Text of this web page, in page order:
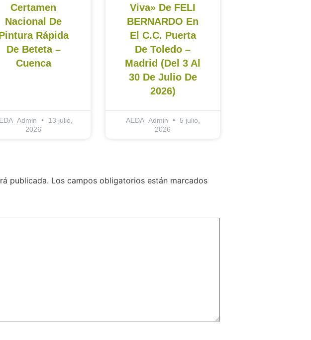
Certamen
Nacional De
Rápida
De Beteta –
Cuenca
13 julio,
2026
Viva» De FELI
BERNARDO En
El C.C. Puerta
De Toledo –
Madrid (del 3 Al
30 De Julio De
2026)
AEDA_Admin
5 julio,
2026
publicada. Los campos obligatorios están marcados